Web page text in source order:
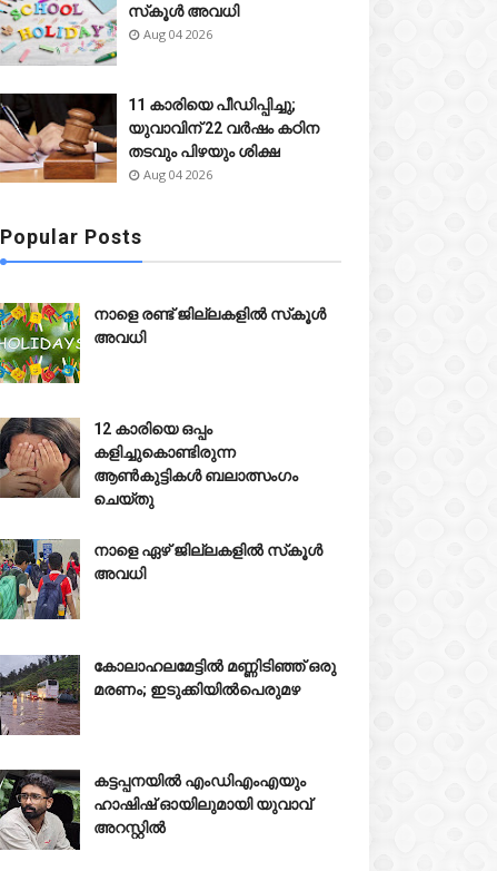
സ്‌കൂൾ അവധി
Aug 04 2026
11 കാരിയെ പീഡിപ്പിച്ചു;
യുവാവിന് 22 വർഷം കഠിന
തടവും പിഴയും ശിക്ഷ
Aug 04 2026
Popular Posts
നാളെ രണ്ട് ജില്ലകളിൽ സ്‌കൂൾ
അവധി
12 കാരിയെ ഒപ്പം
കളിച്ചുകൊണ്ടിരുന്ന
ആൺകുട്ടികൾ ബലാത്സംഗം
ചെയ്‌തു
നാളെ ഏഴ് ജില്ലകളിൽ സ്‌കൂൾ
അവധി
കോലാഹലമേട്ടിൽ മണ്ണിടിഞ്ഞ് ഒരു
മരണം; ഇടുക്കിയിൽപെരുമഴ
കട്ടപ്പനയിൽ എംഡിഎംഎയും
ഹാഷിഷ് ഓ‍യിലുമായി യുവാവ്
അറസ്റ്റിൽ